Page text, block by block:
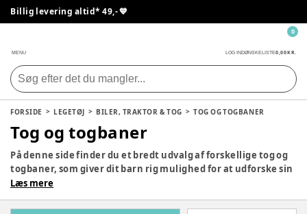
Billig levering altid* 49,- 💙
MENU LOG INDØNSKELISTE0,00 KR.
0
FORSIDE LEGETØJ BILER, TRAKTOR & TOG TOG OG TOGBANER
Tog og togbaner
På denne side finder du et bredt udvalg af forskellige tog og
togbaner, som giver dit barn rig mulighed for at udforske sin
fantasi og kreativitet, når der skal bygges en bane. Der er
byggeprocessen og legetiden efter. God fornøjelse med at
Læs mere